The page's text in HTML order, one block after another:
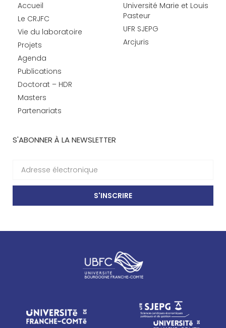
Accueil
Le CRJFC
Vie du laboratoire
Projets
Agenda
Publications
Doctorat – HDR
Masters
Partenariats
Université Marie et Louis
Pasteur
UFR SJEPG
Arcjuris
S'ABONNER À LA NEWSLETTER
S'INSCRIRE